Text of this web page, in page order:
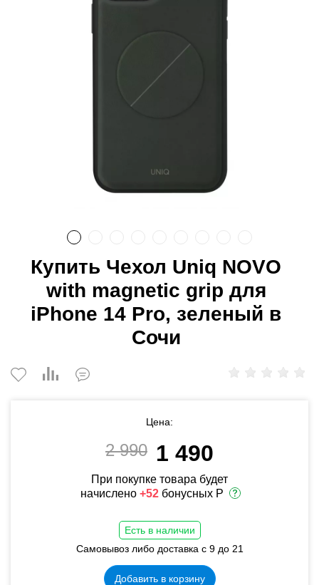
Купить Чехол Uniq NOVO
with magnetic grip для
iPhone 14 Pro, зеленый в
Сочи
Цена:
2 990 1 490
При покупке товара будет
начислено +52бонусных Р
Есть в наличии
Самовывоз либо доставка с 9 до 21
Добавить в корзину